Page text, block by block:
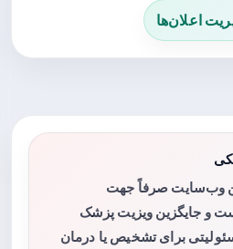
اعلان‌ها
وب‌سایت صرفاً جهت
و جایگزین ویزیت پزشک
برای تشخیص یا درمان